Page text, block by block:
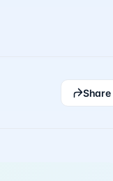
Share